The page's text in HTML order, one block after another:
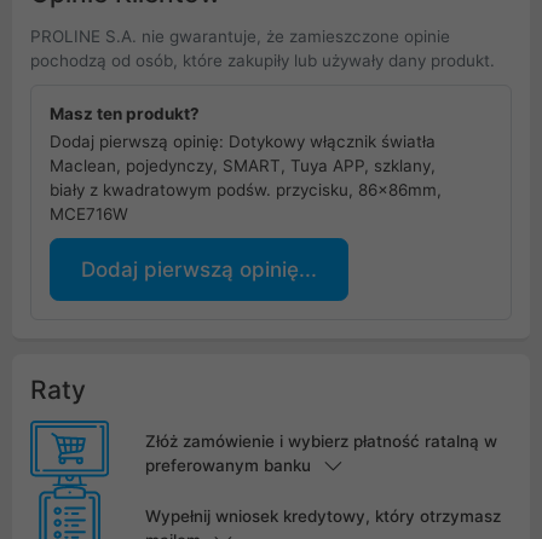
PROLINE S.A. nie gwarantuje, że zamieszczone opinie
pochodzą od osób, które zakupiły lub używały dany produkt.
Masz ten produkt?
Dodaj pierwszą opinię: Dotykowy włącznik światła
Maclean, pojedynczy, SMART, Tuya APP, szklany,
biały z kwadratowym podśw. przycisku, 86x86mm,
MCE716W
Dodaj pierwszą opinię...
Raty
Złóż zamówienie i wybierz płatność ratalną w
preferowanym banku
Wypełnij wniosek kredytowy, który otrzymasz